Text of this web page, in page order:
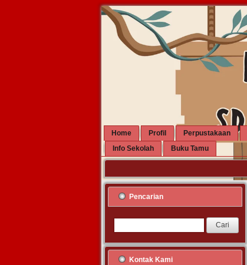
Home Profil Perpustakaan
Info Sekolah
Buku Tamu
Pencarian
Kontak Kami